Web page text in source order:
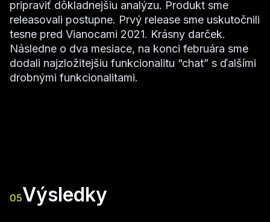
pripraviť dôkladnejšiu analýzu. Produkt sme
releasovali postupne. Prvý release sme uskutočnili
tesne pred Vianocami 2021. Krásny darček.
Následne o dva mesiace, na konci februára sme
dodali najzložitejšiu funkcionalitu “chat” s ďalšími
drobnými funkcionalitami.
05Výsledky